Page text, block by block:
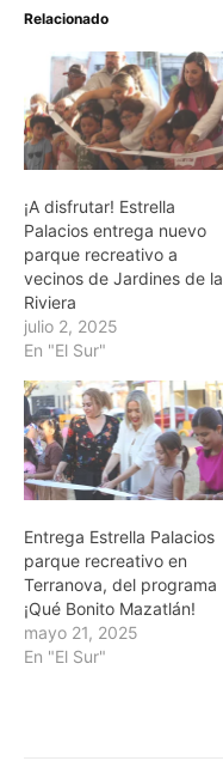
Relacionado
¡A disfrutar! Estrella
Palacios entrega nuevo
parque recreativo a
vecinos de Jardines de la
Riviera
julio 2, 2025
En "El Sur"
Entrega Estrella Palacios
parque recreativo en
Terranova, del programa
¡Qué Bonito Mazatlán!
mayo 21, 2025
En "El Sur"